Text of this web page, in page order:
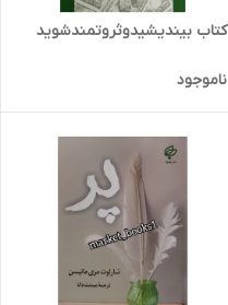
کتاب بیندیشیدوثروتمندشوید
ناموجود